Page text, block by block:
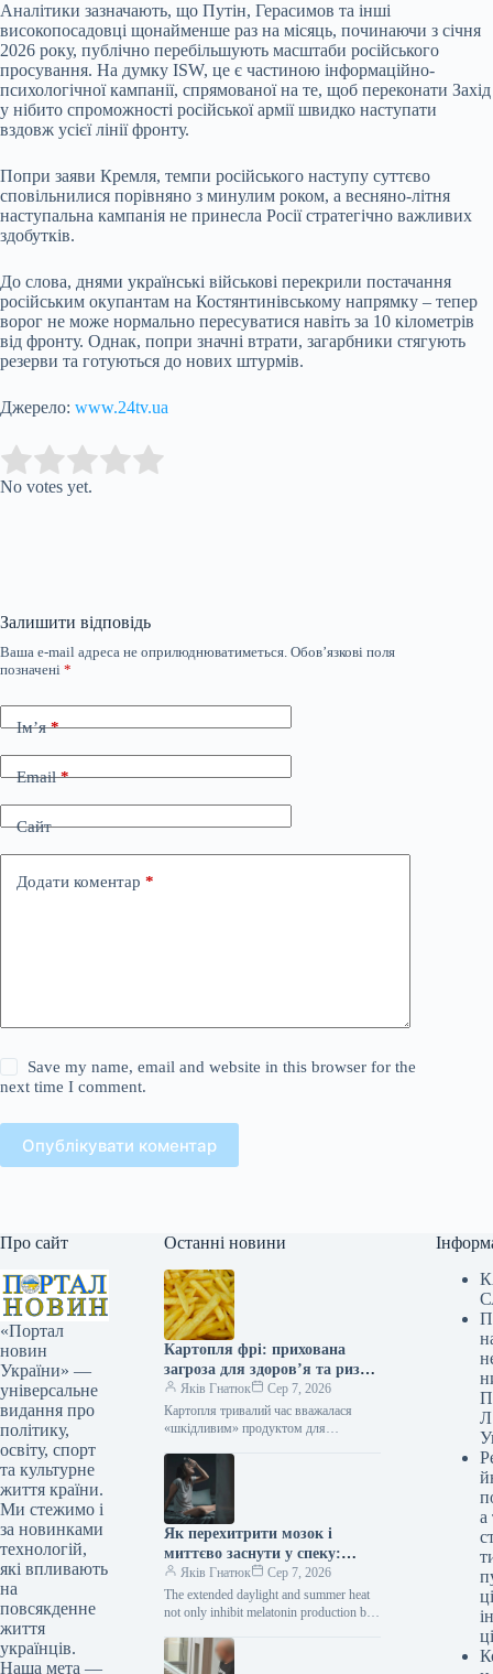
Аналітики зазначають, що Путін, Герасимов та інші
високопосадовці щонайменше раз на місяць, починаючи з січня
2026 року, публічно перебільшують масштаби російського
просування. На думку ISW, це є частиною інформаційно-
психологічної кампанії, спрямованої на те, щоб переконати Захід
у нібито спроможності російської армії швидко наступати
вздовж усієї лінії фронту.
Попри заяви Кремля, темпи російського наступу суттєво
сповільнилися порівняно з минулим роком, а весняно-літня
наступальна кампанія не принесла Росії стратегічно важливих
здобутків.
До слова, днями українські військові перекрили постачання
російським окупантам на Костянтинівському напрямку – тепер
ворог не може нормально пересуватися навіть за 10 кілометрів
від фронту. Однак, попри значні втрати, загарбники стягують
резерви та готуються до нових штурмів.
Джерело: www.24tv.ua
Rate this item:
No votes yet.
Залишити відповідь
Ваша e-mail адреса не оприлюднюватиметься. Обов’язкові поля
позначені *
Ім’я*
Email*
Сайт
Додати коментар *
Save my name, email and website in this browser for the
next time I comment.
Опублікувати коментар
Про сайт
«Портал
новин
України» —
універсальне
видання про
політику,
освіту, спорт
та культурне
життя країни.
Ми стежимо і
за новинками
технологій,
які впливають
на
повсякденне
життя
українців.
Наша мета —
Останні новини
Картопля фрі: прихована
загроза для здоров’я та ризик
розвитку діабету
Яків Гнатюк
Сер 7, 2026
Картопля тривалий час вважалася
«шкідливим» продуктом для
дослідження виявило, що справа не
лише в самій картоплі,…
Як перехитрити мозок і
миттєво заснути у спеку:
вражаючий лайфхак із
наволочкою
Яків Гнатюк
Сер 7, 2026
The extended daylight and summer heat
not only inhibit melatonin production but
which prevents the body…
Л
а
ці